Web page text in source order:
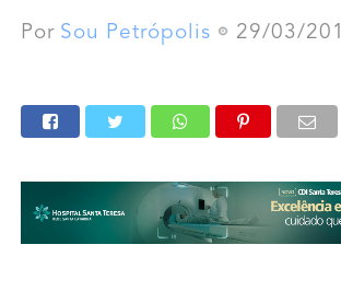
Por Sou Petrópolis 29/03/